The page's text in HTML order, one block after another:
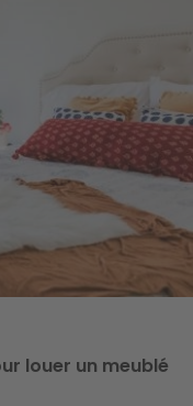
louer un meublé